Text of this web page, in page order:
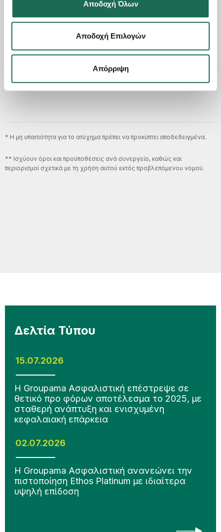
Αποδοχή Όλων
Αποδοχή Επιλογών
Απόρριψη
Anesis Motor:
ΒΡΙΣΚΩ ΣΥΝΕΡΓΕΙΟ
* Η μη υπαιτιότητα για το ατύχημα πρέπει να προκύπτει αποδεδειγμένα.
** Ισχύουν όροι και προϋποθέσεις ανά συνεργείο, καθώς και
περιορισμοί σχετικά με τη χρήση αυτού εκτός προβλεπόμενου νομού.
Δελτία Τύπου
15.07.2026
Η Groupama Ασφαλιστική επέστρεψε σε
θετικό προ φόρων αποτέλεσμα το 2025, με
σταθερή ανάπτυξη και ενισχυμένη
κεφαλαιακή επάρκεια
02.07.2026
Η Groupama Ασφαλιστική ανανεώνει την
πιστοποίηση Ethos Platinum με ιδιαίτερα
υψηλή επίδοση